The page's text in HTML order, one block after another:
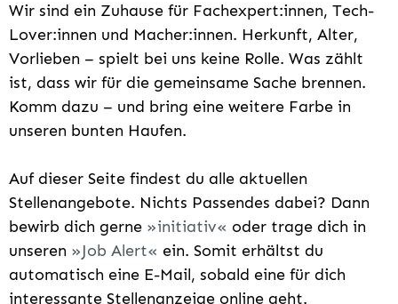
Wir sind ein Zuhause für Fachexpert:innen, Tech-
Lover:innen und Macher:innen. Herkunft, Alter,
Vorlieben – spielt bei uns keine Rolle. Was zählt
ist, dass wir für die gemeinsame Sache brennen.
Komm dazu – und bring eine weitere Farbe in
unseren bunten Haufen.
Auf dieser Seite findest du alle aktuellen
Stellenangebote. Nichts Passendes dabei? Dann
bewirb dich gerne
initiativ
oder trage dich in
unseren
Job Alert
ein. Somit erhältst du
automatisch eine E-Mail, sobald eine für dich
interessante Stellenanzeige online geht.